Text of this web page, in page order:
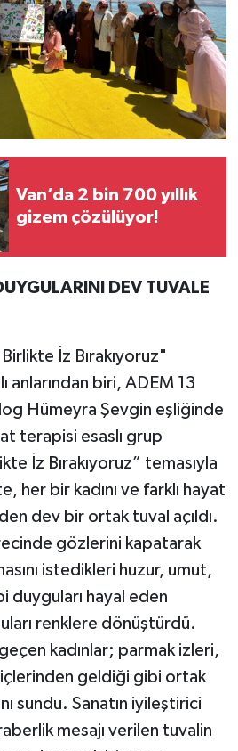
Van’da 2 bin 700 yıllık
gizem çözülüyor!
DEV TUVALE
İz Bırakıyoruz"
anlarından biri, ADEM 13
Hümeyra Şevgin eşliğinde
terapisi esaslı grup
İz Bırakıyoruz” temasıyla
her bir kadını ve farklı hayat
dev bir ortak tuval açıldı.
gözlerini kapatarak
istedikleri huzur, umut,
duyguları hayal eden
renklere dönüştürdü.
kadınlar; parmak izleri,
geldiği gibi ortak
sundu. Sanatın iyileştirici
mesajı verilen tuvalin